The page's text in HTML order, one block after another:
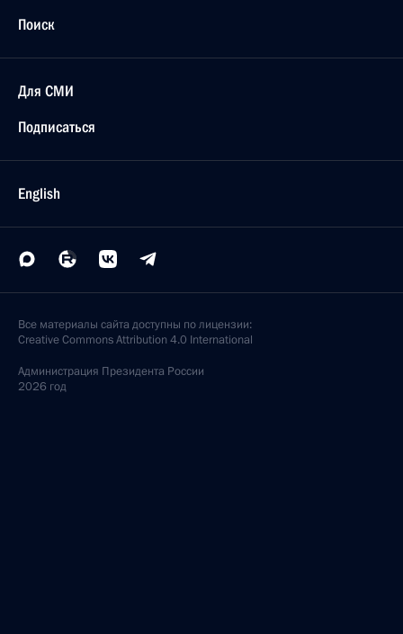
Поиск
Для СМИ
Подписаться
English
Все материалы сайта доступны по лицензии:
Creative Commons Attribution 4.0 International
Администрация Президента России
2026 год